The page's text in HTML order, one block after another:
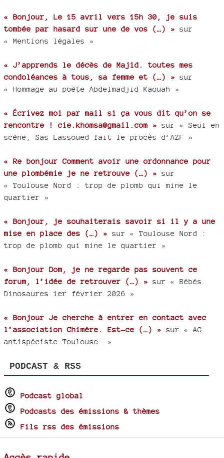
« Bonjour, Le 15 avril vers 15h 30, je suis
tombée par hasard sur une de vos (…) » sur
« Mentions légales »
« J’apprends le décès de Majid. toutes mes
condoléances à tous, sa femme et (…) » sur
« Hommage au poète Abdelmadjid Kaouah »
« Écrivez moi par mail si ça vous dit qu’on se
rencontre ! cie.khomsa@gmail.com » sur « Seul en
scène, Sas Lassoued fait le procès d’AZF »
« Re bonjour Comment avoir une ordonnance pour
une plombémie je ne retrouve (…) » sur
« Toulouse Nord : trop de plomb qui mine le
quartier »
« Bonjour, je souhaiterais savoir si il y a une
mise en place des (…) » sur « Toulouse Nord :
trop de plomb qui mine le quartier »
« Bonjour Dom, je ne regarde pas souvent ce
forum, l’idée de retrouver (…) » sur « Bébés
Dinosaures 1er février 2026 »
« Bonjour Je cherche à entrer en contact avec
l’association Chimère. Est-ce (…) » sur « AG
antispéciste Toulouse. »
PODCAST & RSS
Podcast global
Podcasts des émissions & thèmes
Fils rss des émissions